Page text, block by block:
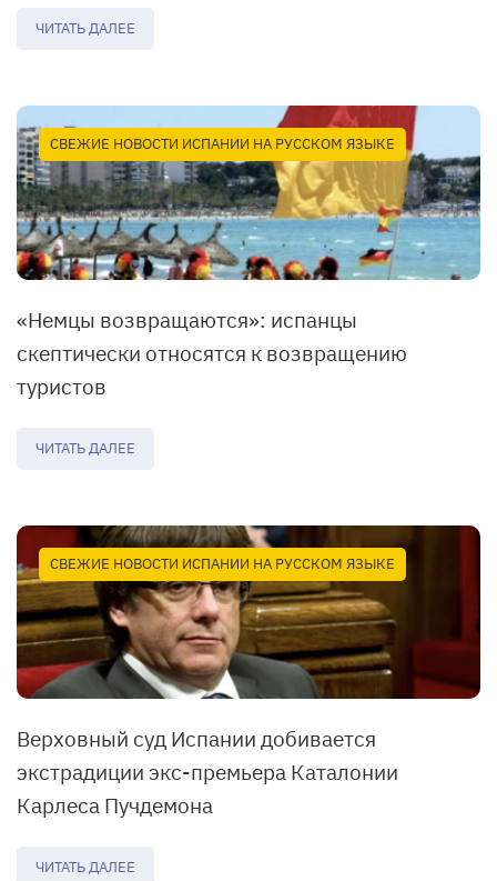
ЧИТАТЬ ДАЛЕЕ
СВЕЖИЕ НОВОСТИ ИСПАНИИ НА РУССКОМ ЯЗЫКЕ
«Немцы возвращаются»: испанцы
скептически относятся к возвращению
туристов
ЧИТАТЬ ДАЛЕЕ
СВЕЖИЕ НОВОСТИ ИСПАНИИ НА РУССКОМ ЯЗЫКЕ
Верховный суд Испании добивается
экстрадиции экс-премьера Каталонии
Карлеса Пучдемона
ЧИТАТЬ ДАЛЕЕ